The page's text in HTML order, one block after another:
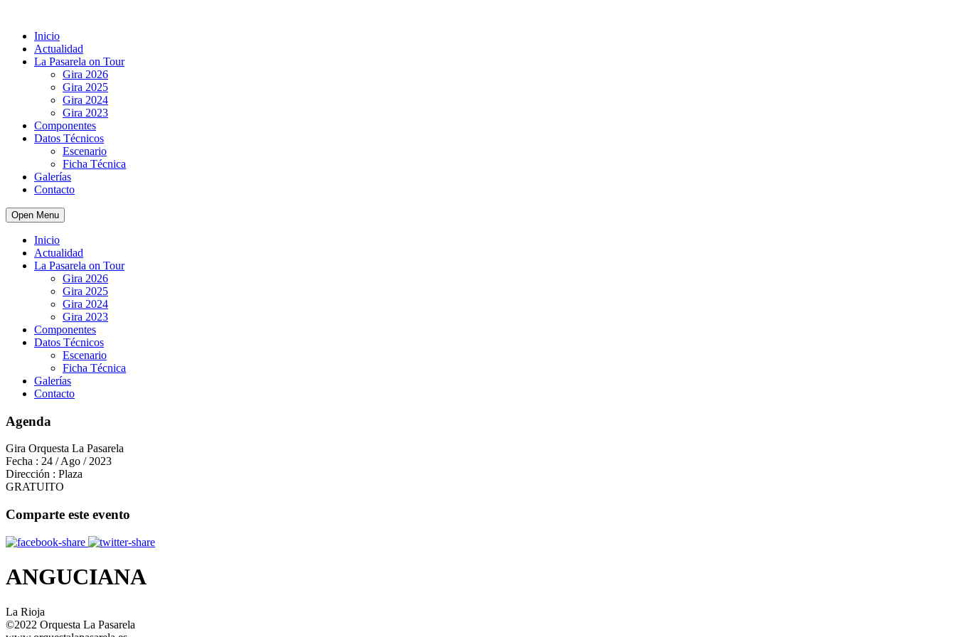
Inicio
Actualidad
La Pasarela on Tour
Gira 2026
Gira 2025
Gira 2024
Gira 2023
Componentes
Datos Técnicos
Escenario
Ficha Técnica
Galerías
Contacto
Open Menu
Inicio
Actualidad
La Pasarela on Tour
Gira 2026
Gira 2025
Gira 2024
Gira 2023
Componentes
Datos Técnicos
Escenario
Ficha Técnica
Galerías
Contacto
Agenda
Gira Orquesta La Pasarela
Fecha : 24 / Ago / 2023
Dirección : Plaza
GRATUITO
Comparte este evento
ANGUCIANA
La Rioja
©2022 Orquesta La Pasarela